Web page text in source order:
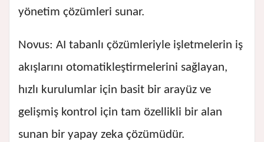
yönetim çözümleri sunar.
Novus: AI tabanlı çözümleriyle işletmelerin iş
akışlarını otomatikleştirmelerini sağlayan,
hızlı kurulumlar için basit bir arayüz ve
gelişmiş kontrol için tam özellikli bir alan
sunan bir yapay zeka çözümüdür.